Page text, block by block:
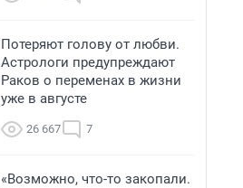
Потеряют голову от любви.
Астрологи предупреждают
Раков о переменах в жизни
уже в августе
26 667 7
«Возможно, что-то закопали.